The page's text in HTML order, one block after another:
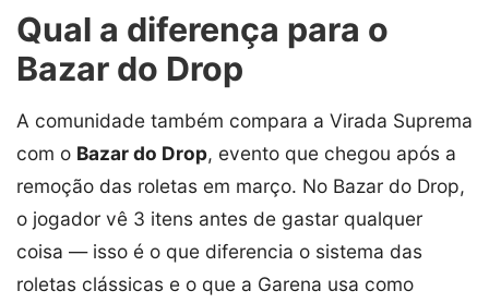
Qual a diferença para o
Bazar do Drop
A comunidade também compara a Virada Suprema
com o Bazar do Drop, evento que chegou após a
remoção das roletas em março. No Bazar do Drop,
o jogador vê 3 itens antes de gastar qualquer
coisa — isso é o que diferencia o sistema das
roletas clássicas e o que a Garena usa como